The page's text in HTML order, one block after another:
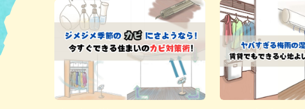
ブッフェ・バイキ
パン
ハンバーガー